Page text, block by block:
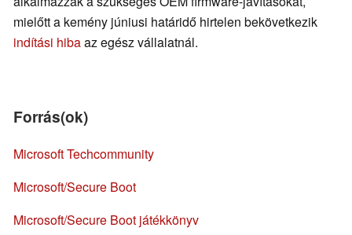
mielőtt a kemény júniusi határidő hirtelen bekövetkezik
indítási hibaaz egész vállalatnál.
Forrás(ok)
Microsoft Techcommunity
Microsoft/Secure Boot
Microsoft/Secure Boot játékkönyv